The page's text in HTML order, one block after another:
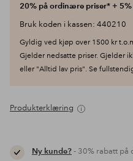
20% på ordinære priser* +
Bruk koden i kassen: 440210
Gyldig ved kjøp over 1500 kr
Gjelder nedsatte priser. Gjelder
eller "Alltid lav pris". Se
Produkterklæring
Ny kunde?- 30% rabatt på